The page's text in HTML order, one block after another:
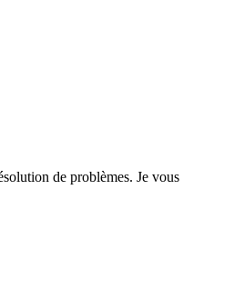
de problèmes. Je vous